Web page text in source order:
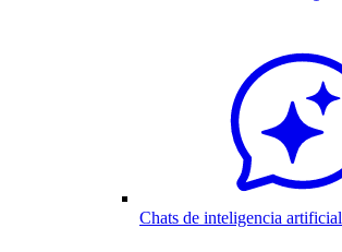
Chats de inteligencia artificial